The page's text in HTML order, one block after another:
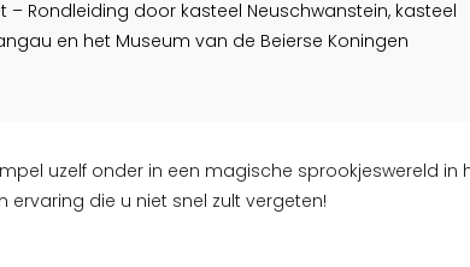
– Rondleiding door kasteel Neuschwanstein, kasteel
en het Museum van de Beierse Koningen
uzelf onder in een magische sprookjeswereld in
ervaring die u niet snel zult vergeten!